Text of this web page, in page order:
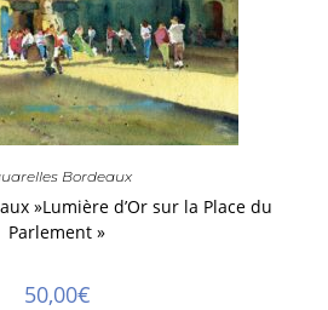
Bordeaux
»Lumière d’Or sur la Place du
Parlement »
50,00€